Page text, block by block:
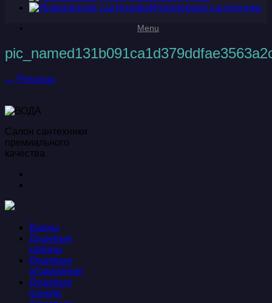
Инженерная сантехника
Menu
← Previous
Салон сантехники
премиального
качества
Ванны
Душевые
кабины
Душевые
ограждения
Душевые
панели